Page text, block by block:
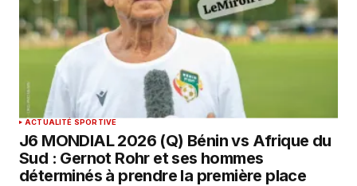
ACTUALITÉ SPORTIVE
J6 MONDIAL 2026 (Q) Bénin vs Afrique du
Sud : Gernot Rohr et ses hommes
déterminés à prendre la première place